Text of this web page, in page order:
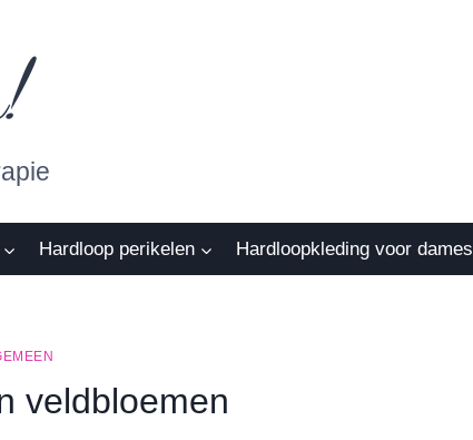
Hardloop perikelen Hardloopkleding voor dames
veldbloemen